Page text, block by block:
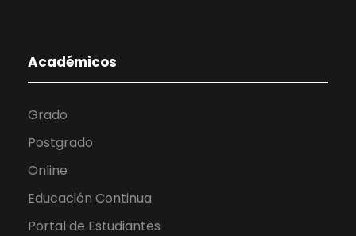
Académicos
Grado
Postgrado
Online
Educación Continua
Portal de Estudiantes